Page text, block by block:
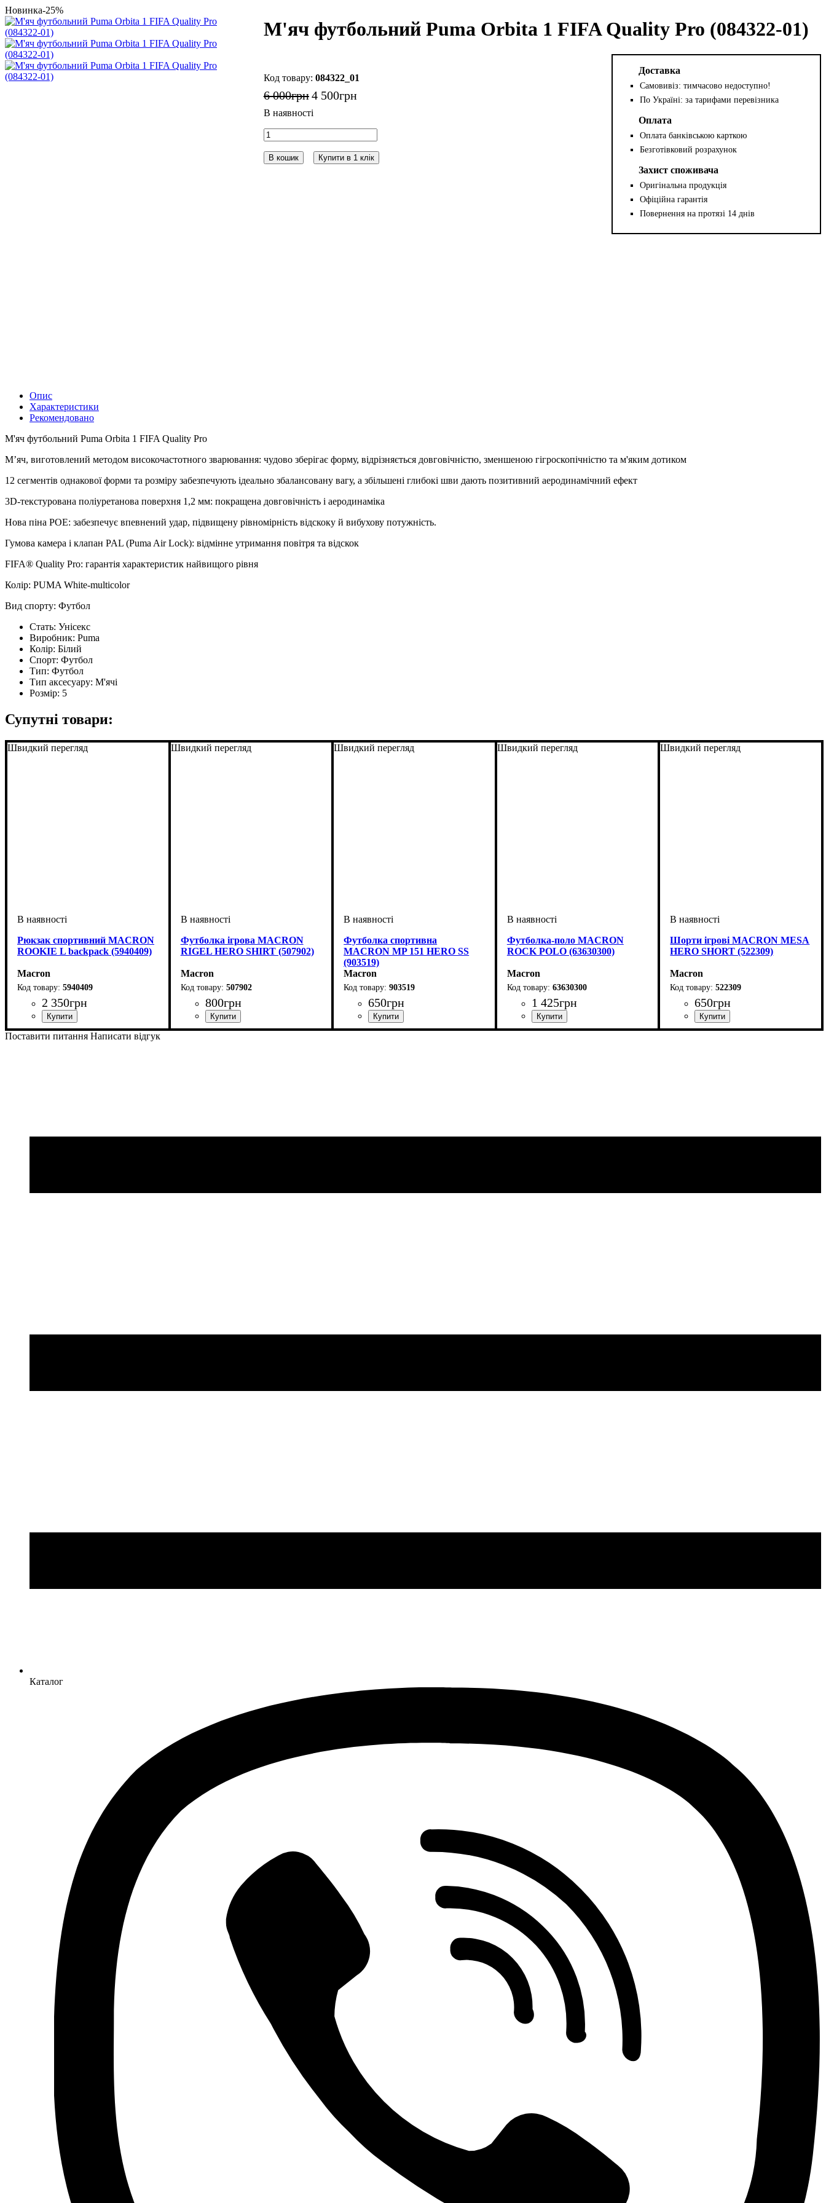
Новинка-25%
М'яч футбольний Puma Orbita 1 FIFA Quality Pro (084322-01)
084322_01
6 000грн4 500грн
В кошик Купити в 1 клік
Доставка
Самовивіз: тимчасово недоступно!
По Україні: за тарифами перевізника
Оплата
Оплата банківською карткою
Безготівковий розрахунок
Захист споживача
Оригінальна продукція
Офіційна гарантія
Повернення на протязі 14 днів
Опис
Характеристики
Рекомендовано
М'яч футбольний Puma Orbita 1 FIFA Quality Pro
М’яч, виготовлений методом високочастотного зварювання: чудово зберігає форму, відрізняється довговічністю, зменшеною гігроскопічністю та м'яким дотиком
12 сегментів однакової форми та розміру забезпечують ідеально збалансовану вагу, а збільшені глибокі шви дають позитивний аеродинамічний ефект
3D-текстурована поліуретанова поверхня 1,2 мм: покращена довговічність і аеродинаміка
Нова піна POE: забезпечує впевнений удар, підвищену рівномірність відскоку й вибухову потужність.
Гумова камера і клапан PAL (Puma Air Lock): відмінне утримання повітря та відскок
FIFA® Quality Pro: гарантія характеристик найвищого рівня
Колір: PUMA White-multicolor
Вид спорту: Футбол
Стать: Унісекс
Виробник: Puma
Колір: Білий
Спорт: Футбол
Тип: Футбол
Тип аксесуару: М'ячі
Розмір: 5
Супутні товари:
Швидкий перегляд
Рюкзак спортивний MACRON
ROOKIE L backpack (5940409)
Macron
5940409
2 350грн
Стать: Унісекс
Виробник: Macron
Колір: Чорний
Швидкий перегляд
Футболка ігрова MACRON
RIGEL HERO SHIRT (507902)
Macron
507902
800грн
Стать: Дитяче, Унісекс, Чоловічий
Виробник: Macron
Колір: Червоний
Швидкий перегляд
Футболка спортивна
MACRON MP 151 HERO SS
(903519)
Macron
903519
650грн
Стать: Чоловічий, Дитяче, Унісекс
Виробник: Macron
Колір: Сірий
Швидкий перегляд
Футболка-поло MACRON
ROCK POLO (63630300)
Macron
63630300
1 425грн
Стать: Дитяче, Унісекс
Виробник: Macron
Колір: Синій
Швидкий перегляд
Шорти ігрові MACRON MESA
HERO SHORT (522309)
Macron
522309
650грн
Колір: Чорний
Поставити питання Написати відгук
Каталог